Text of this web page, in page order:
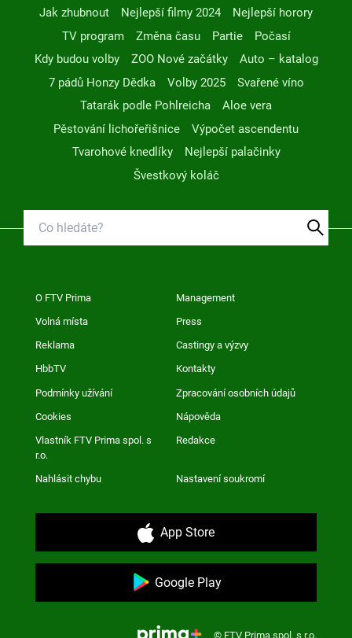
Jak zhubnout Nejlepší filmy 2024
Nejlepší horory
TV program
Změna času Partie
Počasí
Kdy budou volby
ZOO Nové začátky
Auto – katalog
7 pádů Honzy Dědka
Volby 2025
Svařené víno
Tatarák podle Pohlreicha
Aloe vera
Pěstování lichořeřišnice
Výpočet ascendentu
Tvarohové knedlíky
Nejlepší palačinky
Švestkový koláč
O FTV Prima Management
Volná místa Press
Reklama Castingy a výzvy
HbbTV Kontakty
Podmínky užívání Zpracování osobních údajů
Cookies Nápověda
Vlastník FTV Prima spol. s
r.o.
Redakce
Nahlásit chybu Nastavení soukromí
App Store
Google Play
© FTV Prima spol. s r.o.